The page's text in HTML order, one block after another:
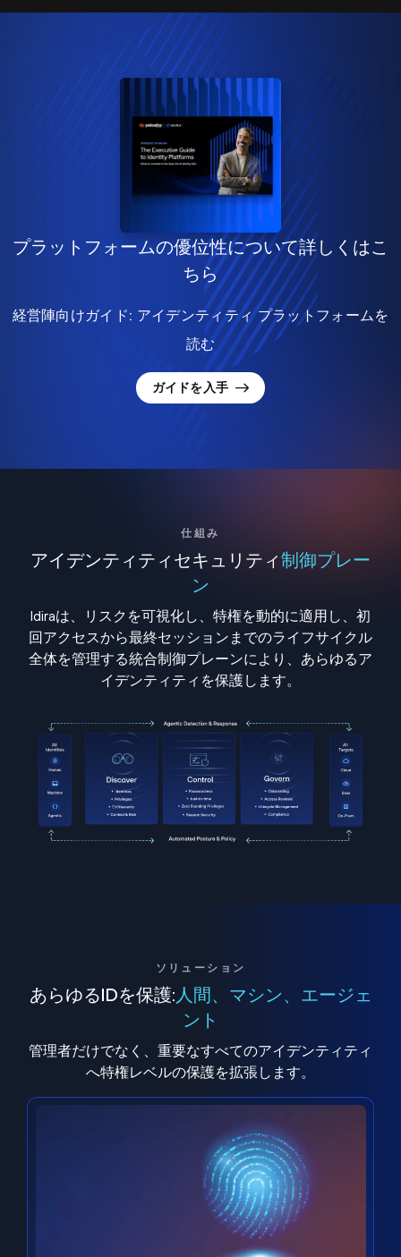
プラットフォームの優位性について詳しくはこ
ちら
経営陣向けガイド: アイデンティティ プラットフォームを
読む
ガイドを入手
仕組み
アイデンティティセキュリティ制御プレー
ン
Idiraは、リスクを可視化し、特権を動的に適用し、初
回アクセスから最終セッションまでのライフサイクル
全体を管理する統合制御プレーンにより、あらゆるア
イデンティティを保護します。
ソリューション
あらゆるIDを保護: 人間、マシン、エージェ
ント
管理者だけでなく、重要なすべてのアイデンティティ
へ特権レベルの保護を拡張します。